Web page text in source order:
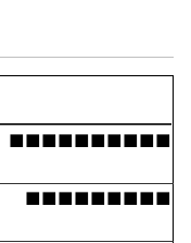
■■■■■■■■■■
■■■■■■■■■